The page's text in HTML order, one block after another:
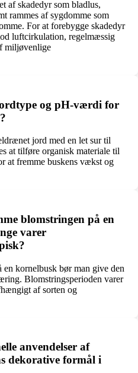
af skadedyr som bladlus,
rammes af sygdomme som
For at forebygge skadedyr
luftcirkulation, regelmæssig
miljøvenlige
og pH-værdi for
jord med en let sur til
at tilføre organisk materiale til
at fremme buskens vækst og
blomstringen på en
varer
kornelbusk bør man give den
Blomstringsperioden varer
af sorten og
anvendelser af
dekorative formål i